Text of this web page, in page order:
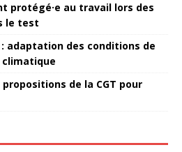
protégé·e au travail lors des
le test
adaptation des conditions de
de la CGT pour